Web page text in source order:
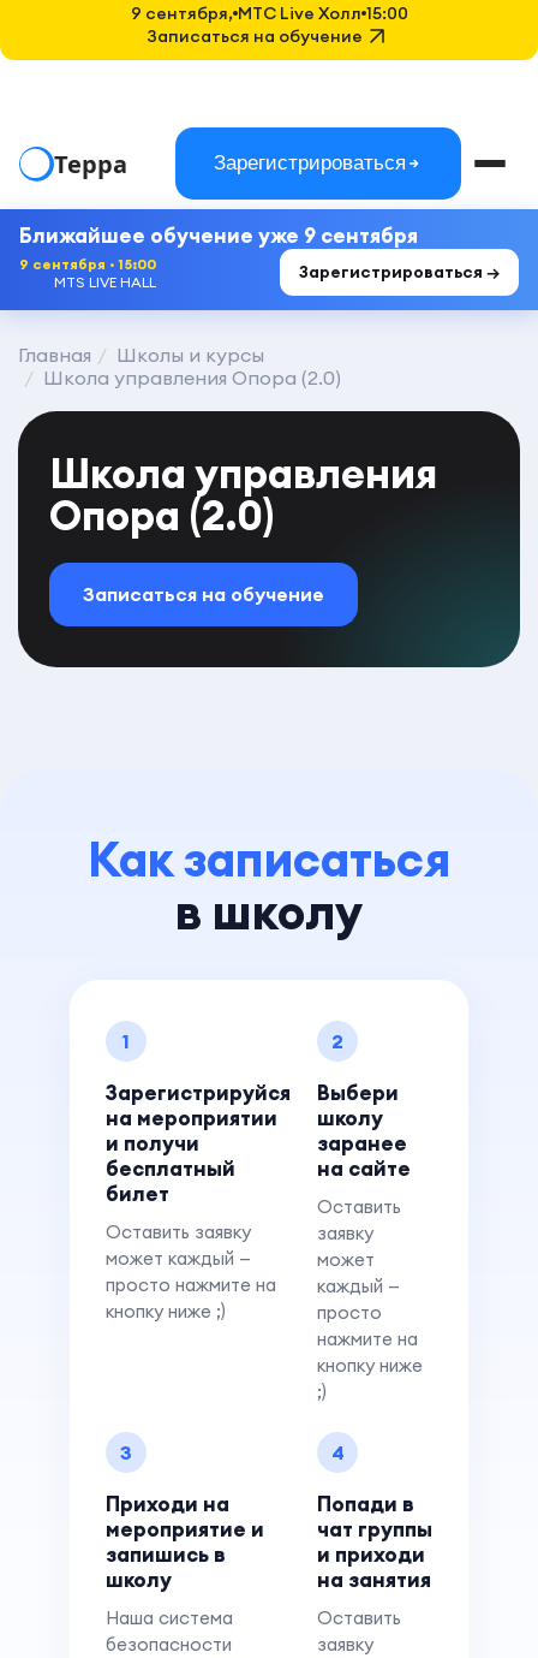
Терра Зарегистрироваться
Ближайшее обучение уже 9 сентября
9 сентября · 15:00
MTS LIVE HALL
Зарегистрироваться →
Главная
Школы и курсы
Школа управления Опора (2.0)
Школа управления
Опора (2.0)
Записаться на обучение
Как записаться
в школу
1
Зарегистрируйся
на мероприятии
и получи
бесплатный
билет
Оставить заявку
может каждый —
просто нажмите на
кнопку ниже ;)
2
Выбери
школу
заранее
на сайте
Оставить
заявку
может
каждый —
просто
нажмите на
кнопку ниже
;)
3
Приходи на
мероприятие и
запишись в
школу
Наша система
безопасности
4
Попади в
чат группы
и приходи
на занятия
Оставить
заявку
9 сентября, MTC Live Холл 15:00
Записаться на обучение